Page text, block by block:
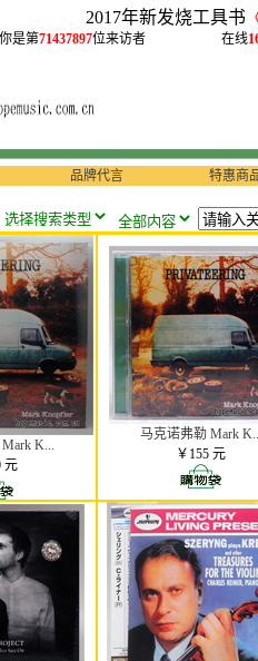
2017年新发烧工具书
你是第71437897位来访者 在线
品牌代言 特惠商
K...
元
马克诺弗勒 Mark
￥155 元